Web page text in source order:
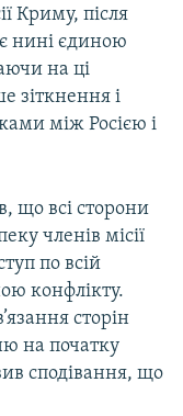
Криму, після
нині єдиною
на ці
зіткнення і
між Росією і
що всі сторони
членів місії
по всій
конфлікту.
сторін
на початку
сподівання, що